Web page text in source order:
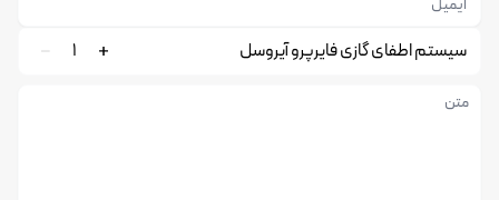
سیستم اطفای گازی فایرپرو آیروسل 1